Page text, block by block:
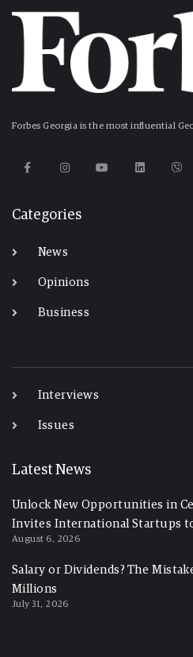
Forbes Georgia is the most influential
Categories
News
Opinions
Business
Interviews
Issues
Latest News
Unlock New Opportunities in
Invites International Startups
August 6, 2026
Salary or Dividends? The
Millions
July 31, 2026